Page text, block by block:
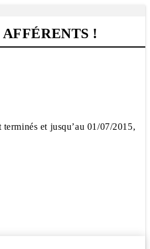
!
et jusqu’au 01/07/2015,